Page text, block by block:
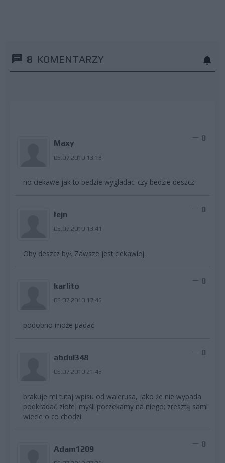
8 KOMENTARZY
Maxy
05.07.2010 13:18
0
no ciekawe jak to bedzie wygladac. czy bedzie deszcz.
łejn
05.07.2010 13:41
0
Oby deszcz był. Zawsze jest ciekawiej.
karlito
05.07.2010 17:46
0
podobno może padać
abdul348
05.07.2010 21:48
0
brakuje mi tutaj wpisu od walerusa, jako że nie wypada
podkradać złotej myśli poczekamy na niego; zresztą sami
wiecie o co chodzi
Adam1209
0